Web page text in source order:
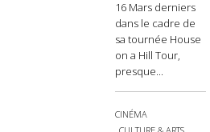
16 Mars derniers
dans le cadre de
sa tournée House
on a Hill Tour,
presque...
CINÉMA